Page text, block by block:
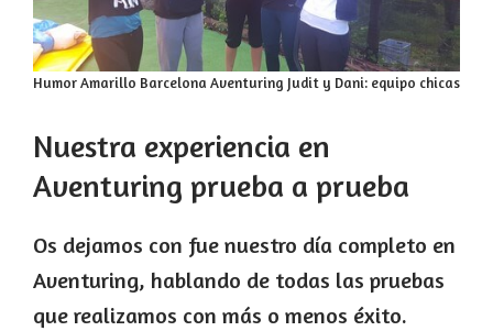
Humor Amarillo Barcelona Aventuring Judit y Dani: equipo chicas
Nuestra experiencia en
Aventuring prueba a prueba
Os dejamos con fue nuestro día completo en
Aventuring, hablando de todas las pruebas
que realizamos con más o menos éxito.